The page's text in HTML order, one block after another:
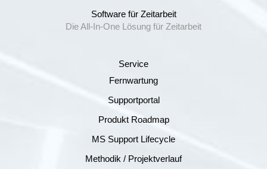
Software für Zeitarbeit
Die All-In-One Lösung für Zeitarbeit
Service
Fernwartung
Supportportal
Produkt Roadmap
MS Support Lifecycle
Methodik / Projektverlauf